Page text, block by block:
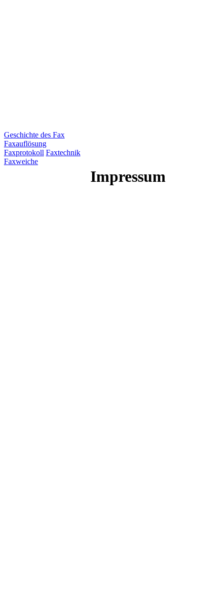
Geschichte des Fax
Faxauflösung
Faxprotokoll Faxtechnik
Faxweiche
Impressum